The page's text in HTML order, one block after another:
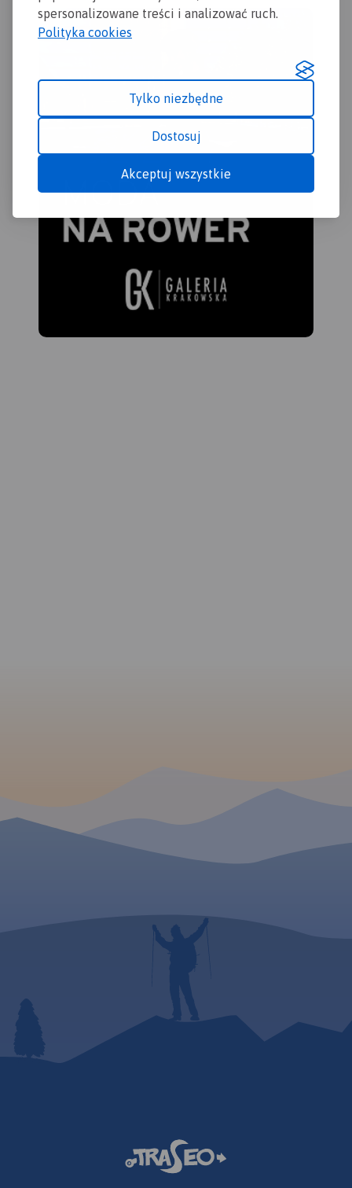
spersonalizowane treści i analizować ruch.
Polityka cookies
Tylko niezbędne
Dostosuj
Akceptuj wszystkie